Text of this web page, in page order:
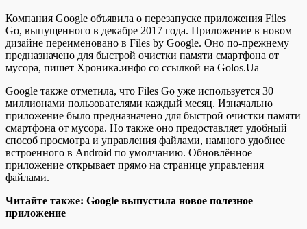
Компания Google объявила о перезапуске приложения Files
Go, выпущенного в декабре 2017 года. Приложение в новом
дизайне переименовано в Files by Google. Оно по-прежнему
предназначено для быстрой очистки памяти смартфона от
мусора, пишет Хроника.инфо со ссылкой на Golos.Ua
Google также отметила, что Files Go уже используется 30
миллионами пользователями каждый месяц. Изначально
приложение было предназначено для быстрой очистки памяти
смартфона от мусора. Но также оно предоставляет удобный
способ просмотра и управления файлами, намного удобнее
встроенного в Android по умолчанию. Обновлённое
приложение открывает прямо на странице управления
файлами.
Читайте также: Google выпустила новое полезное
приложение